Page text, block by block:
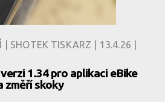
| SHOTEK TISKARZ | 13.4.26 |
1.34 pro aplikaci eBike
změří skoky